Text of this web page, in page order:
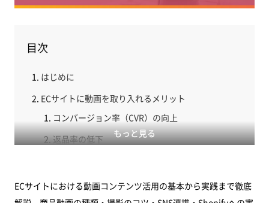
もっと見る
目次
はじめに
ECサイトに動画を取り入れるメリット
コンバージョン率（CVR）の向上
返品率の低下
ブランド認知・SNS拡散
ECサイトにおける動画コンテンツ活用の基本から実践まで徹底